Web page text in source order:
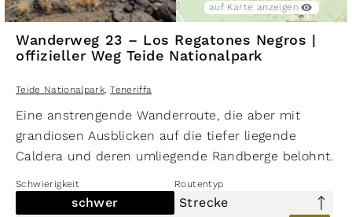
auf Karte anzeigen
Wanderweg 23 – Los Regatones Negros |
offizieller Weg Teide Nationalpark
Teide Nationalpark, Teneriffa
​Eine anstrengende Wanderroute, die aber mit
grandiosen Ausblicken auf die tiefer liegende
Caldera und deren umliegende Randberge belohnt.
Schwierigkeit Routentyp
schwer Strecke